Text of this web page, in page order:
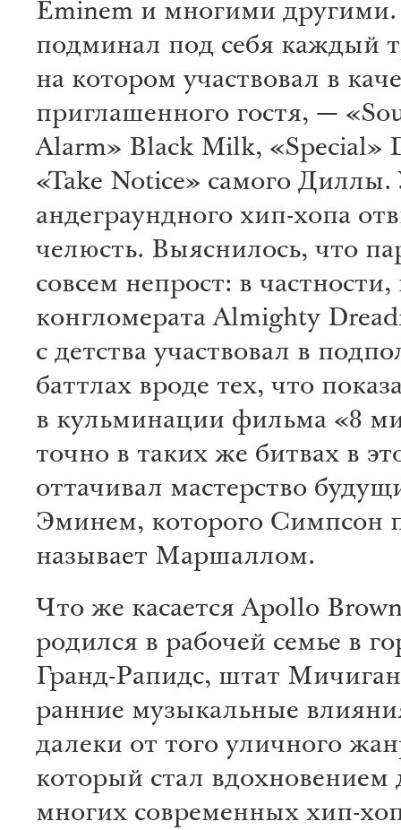
Eminem и многими
подминал под себя каждый
на котором участвовал в
приглашенного гостя, —
Alarm» Black Milk, «Special»
«Take Notice» самого Диллы.
андеграундного хип-хопа
челюсть. Выяснилось, что
совсем непрост: в частности,
конгломерата Almighty
с детства участвовал в
баттлах вроде тех, что
в кульминации фильма «8
точно в таких же битвах в
оттачивал мастерство
Эминем, которого Симпсон
называет Маршаллом.
Что же касается Apollo
родился в рабочей семье в
Гранд-Рапидс, штат
ранние музыкальные
далеки от того уличного
который стал вдохновением
многих современных хип-